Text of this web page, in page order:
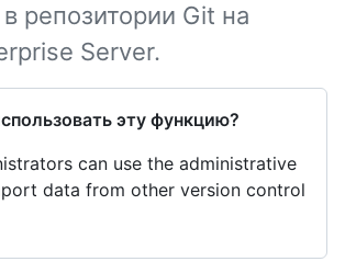
репозитории Git на
Server.
эту функцию?
can use the administrative
data from other version control